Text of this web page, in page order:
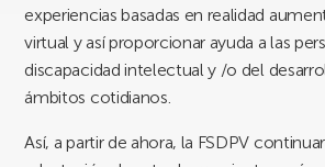
experiencias basadas en realidad
virtual y así proporcionar ayuda a las
discapacidad intelectual y /o del
ámbitos cotidianos.
Así, a partir de ahora, la FSDPV